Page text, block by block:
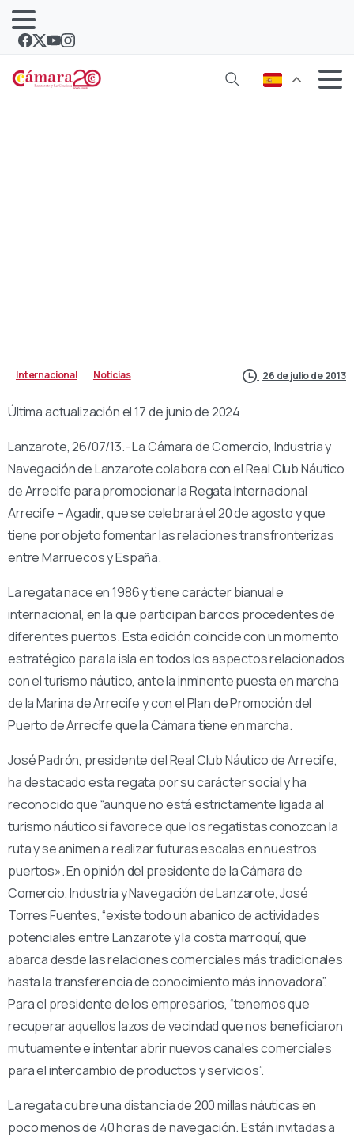
Internacional Noticias 26 de julio de 2013
Última actualización el 17 de junio de 2024
Lanzarote, 26/07/13.- La Cámara de Comercio, Industria y
Navegación de Lanzarote colabora con el Real Club Náutico
de Arrecife para promocionar la Regata Internacional
Arrecife – Agadir, que se celebrará el 20 de agosto y que
tiene por objeto fomentar las relaciones transfronterizas
entre Marruecos y España.
La regata nace en 1986 y tiene carácter bianual e
internacional, en la que participan barcos procedentes de
diferentes puertos. Esta edición coincide con un momento
estratégico para la isla en todos los aspectos relacionados
con el turismo náutico, ante la inminente puesta en marcha
de la Marina de Arrecife y con el Plan de Promoción del
Puerto de Arrecife que la Cámara tiene en marcha.
José Padrón, presidente del Real Club Náutico de Arrecife,
ha destacado esta regata por su carácter social y ha
reconocido que “aunque no está estrictamente ligada al
turismo náutico sí favorece que los regatistas conozcan la
ruta y se animen a realizar futuras escalas en nuestros
puertos». En opinión del presidente de la Cámara de
Comercio, Industria y Navegación de Lanzarote, José
Torres Fuentes, “existe todo un abanico de actividades
potenciales entre Lanzarote y la costa marroquí, que
abarca desde las relaciones comerciales más tradicionales
hasta la transferencia de conocimiento más innovadora”.
Para el presidente de los empresarios, “tenemos que
recuperar aquellos lazos de vecindad que nos beneficiaron
mutuamente e intentar abrir nuevos canales comerciales
para el intercambio de productos y servicios”.
La regata cubre una distancia de 200 millas náuticas en
poco menos de 40 horas de navegación. Están invitadas a